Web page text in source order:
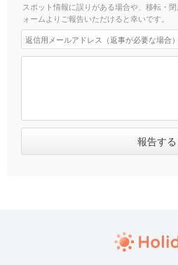
スポット情報に誤りがある場合や、移転・
ォームよりご報告いただけると幸いです。